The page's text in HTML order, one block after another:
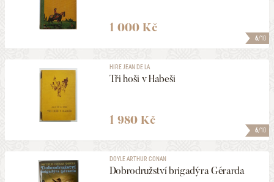
6/10
1 000 Kč
6/10
HIRE JEAN DE LA
Tři hoši v Habeši
1 980 Kč
DOYLE ARTHUR CONAN
Dobrodružství brigadýra Gérarda